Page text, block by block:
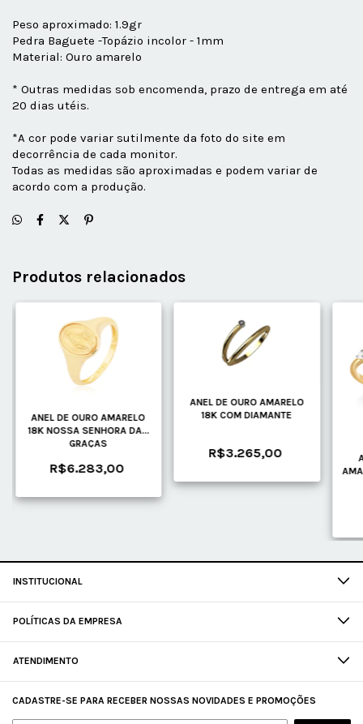
Peso aproximado: 1.9gr
Pedra Baguete -Topázio incolor - 1mm
Material: Ouro amarelo
* Outras medidas sob encomenda, prazo de entrega em até
20 dias utéis.
*A cor pode variar sutilmente da foto do site em
decorrência de cada monitor.
Todas as medidas são aproximadas e podem variar de
acordo com a produção.
Produtos relacionados
ANEL DE OURO AMARELO
18K NOSSA SENHORA DAS
GRAÇAS
R$6.283,00
ANEL DE OURO AMARELO
18K COM DIAMANTE
R$3.265,00
INSTITUCIONAL
POLÍTICAS DA EMPRESA
ATENDIMENTO
CADASTRE-SE PARA RECEBER NOSSAS NOVIDADES E PROMOÇÕES